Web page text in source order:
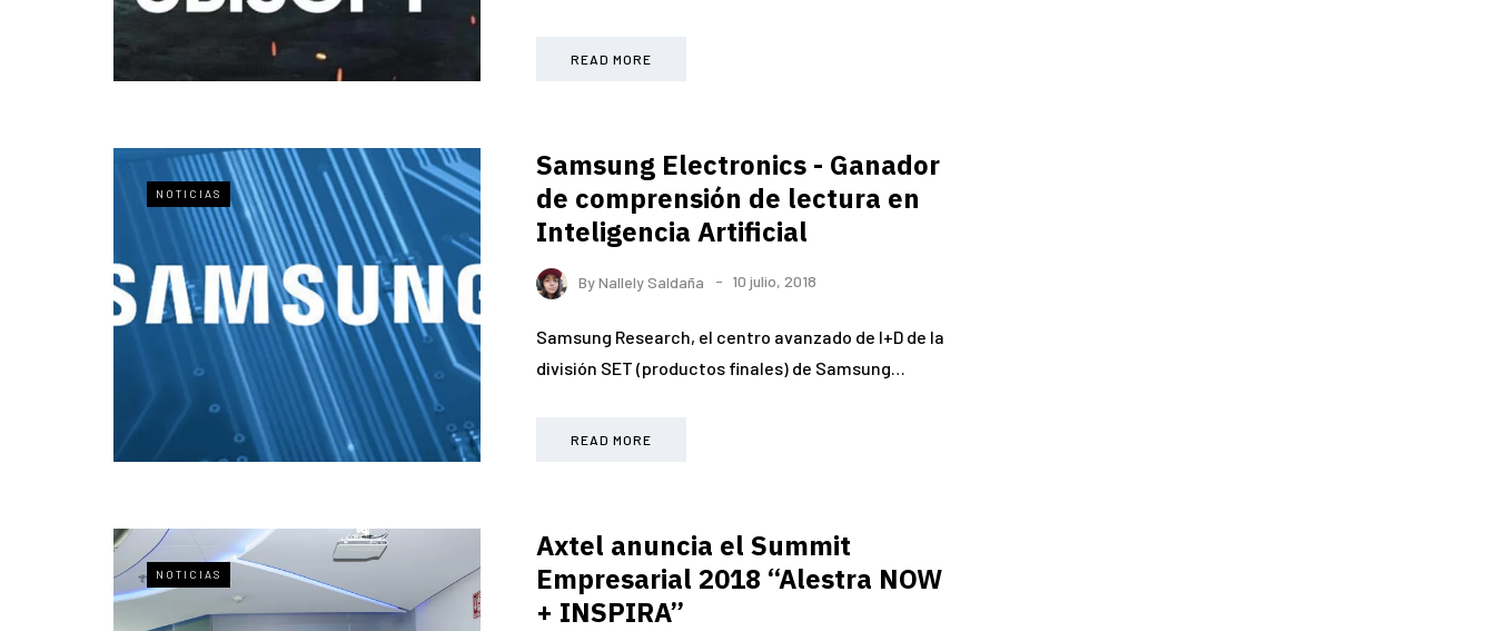
READ MORE
NOTICIAS
Samsung Electronics - Ganador
de comprensión de lectura en
Inteligencia Artificial
ByNallely Saldaña 10 julio, 2018
Samsung Research, el centro avanzado de I+D de la
división SET (productos finales) de Samsung…
READ MORE
NOTICIAS
Axtel anuncia el Summit
Empresarial 2018 “Alestra NOW
+ INSPIRA”